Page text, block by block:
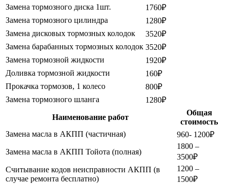
Замена тормозного диска 1шт.
1760₽
Замена тормозного цилиндра
1280₽
Замена дисковых тормозных колодок
3520₽
Замена барабанных тормозных колодок 3520₽
Замена тормозной жидкости
1920₽
Доливка тормозной жидкости
160₽
Прокачка тормозов, 1 колесо
800₽
Замена тормозного шланга
1280₽
Наименование работ
Общая
стоимость
Замена масла в АКПП (частичная)
960- 1200₽
Замена масла в АКПП Тойота (полная)
1800 –
3500₽
Считывание кодов неисправности АКПП (в
случае ремонта бесплатно)
1200 –
1500₽